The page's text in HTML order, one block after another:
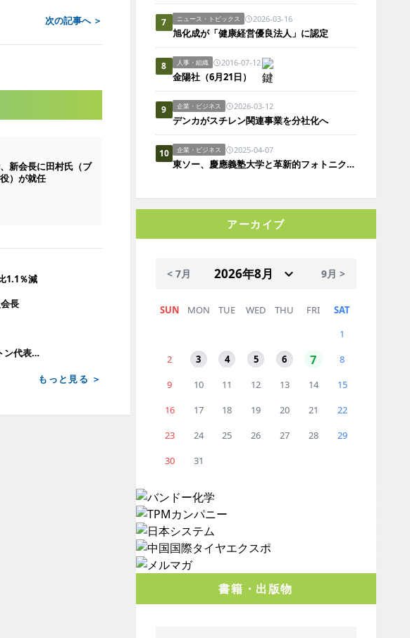
次の記事へ ＞
新会長に田村氏（ブ
）が就任
1.1％減
長
日本ゴム工業会、新副会長に田村亘之氏（ブリヂストン代表執行役副社長）
もっと見る ＞
7 ニュース・トピックス 2026-03-16
旭化成が「健康経営優良法人」に認定
8 人事・組織 2016-07-12
金陽社（6月21日）
9 企業・ビジネス 2026-03-12
デンカがスチレン関連事業を分社化へ
10 企業・ビジネス 2025-04-07
東ソー、慶應義塾大学と革新的フォトニクスポリマーの実用化に向けた共同研究を開始
アーカイブ
< 7月 9月 >
SUN MON TUE WED THU FRI
SAT
1
2
3 4 5 6 7
8
9
10 11 12 13 14
15
16
17 18 19 20 21
22
23
24 25 26 27 28
29
30
31
書籍・出版物